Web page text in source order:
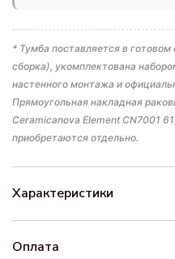
* Тумба поставляется в
сборка), укомплектована
настенного монтажа и
Прямоугольная накладная
Ceramicanova Element CN7001
приобретаются отдельно.
Характеристики
Оплата